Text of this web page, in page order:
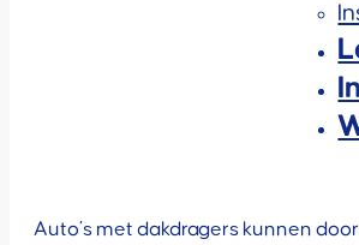
Auto’s met dakdragers kunnen